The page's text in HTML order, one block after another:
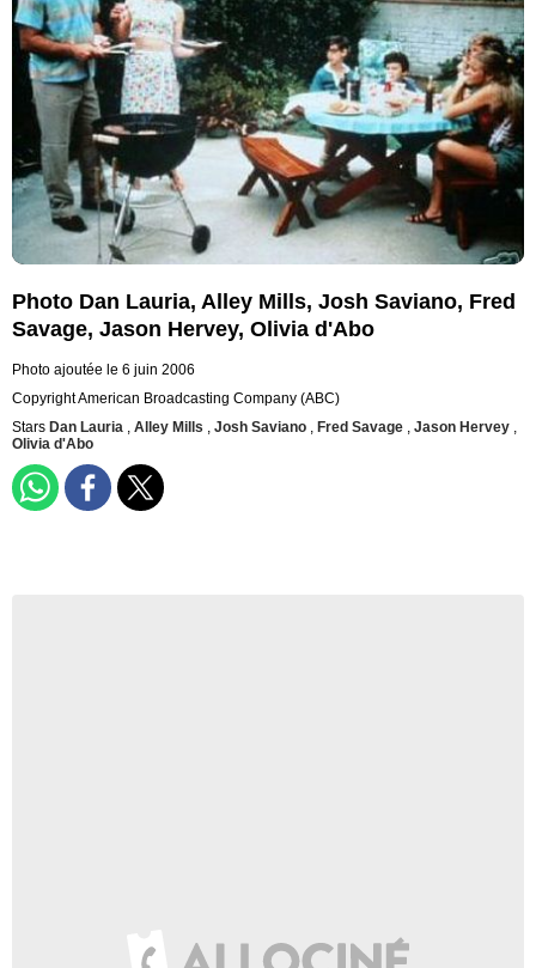
Photo Dan Lauria, Alley Mills, Josh Saviano, Fred
Savage, Jason Hervey, Olivia d'Abo
Photo ajoutée le 6 juin 2006
Copyright American Broadcasting Company (ABC)
Stars Dan Lauria , Alley Mills , Josh Saviano , Fred Savage , Jason Hervey ,
Olivia d'Abo